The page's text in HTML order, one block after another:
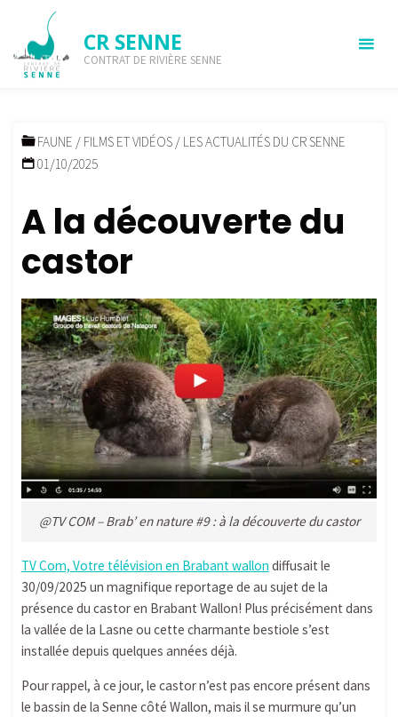
content
CR SENNE
CONTRAT DE RIVIÈRE SENNE
Reportage : A la découverte
FAUNE / FILMS ET VIDÉOS / LES ACTUALITÉS DU CR SENNE
01/10/2025
A la découverte du
castor
@TV COM – Brab’ en nature #9 : à la découverte du castor
TV Com, Votre télévision en Brabant wallon diffusait le
30/09/2025 un magnifique reportage de au sujet de la
présence du castor en Brabant Wallon! Plus précisément dans
la vallée de la Lasne ou cette charmante bestiole s’est
installée depuis quelques années déjà.
Pour rappel, à ce jour, le castor n’est pas encore présent dans
le bassin de la Senne côté Wallon, mais il se murmure qu’un